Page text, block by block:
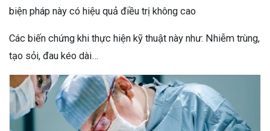
biện pháp này có hiệu quả điều trị không cao
Các biến chứng khi thực hiện kỹ thuật này như: Nhiễm trùng,
tạo sỏi, đau kéo dài…